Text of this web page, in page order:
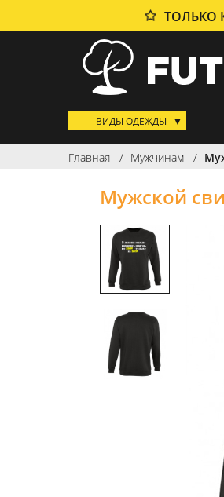
ТОЛЬКО
ВИДЫ ОДЕЖДЫ
Главная Мужчинам
Мужской